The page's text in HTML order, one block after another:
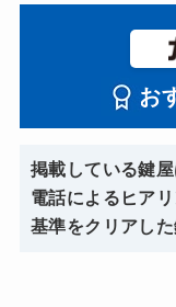
お
掲載している鍵
電話によるヒア
基準をクリアした